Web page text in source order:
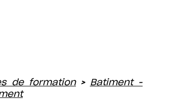
de formation> Batiment -